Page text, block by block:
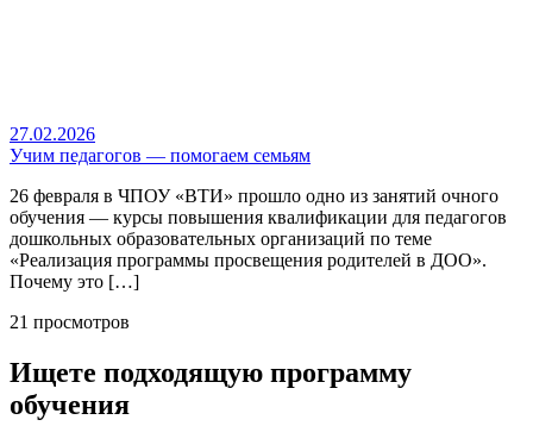
27.02.2026
Учим педагогов — помогаем семьям
26 февраля в ЧПОУ «ВТИ» прошло одно из занятий очного
обучения — курсы повышения квалификации для педагогов
дошкольных образовательных организаций по теме
«Реализация программы просвещения родителей в ДОО».
Почему это […]
21 просмотров
Ищете подходящую программу
обучения